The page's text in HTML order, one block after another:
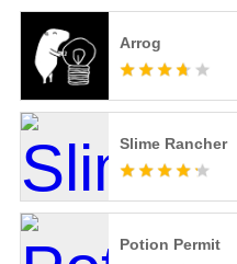
Arrog
Slime Rancher
Potion Permit